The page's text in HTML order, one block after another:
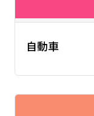
自動車